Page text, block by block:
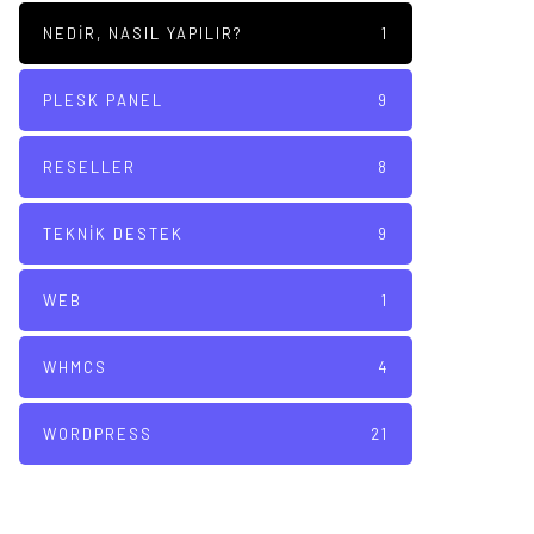
NEDIR, NASIL YAPILIR? 1
PLESK PANEL 9
RESELLER 8
TEKNIK DESTEK 9
WEB 1
WHMCS 4
WORDPRESS 21